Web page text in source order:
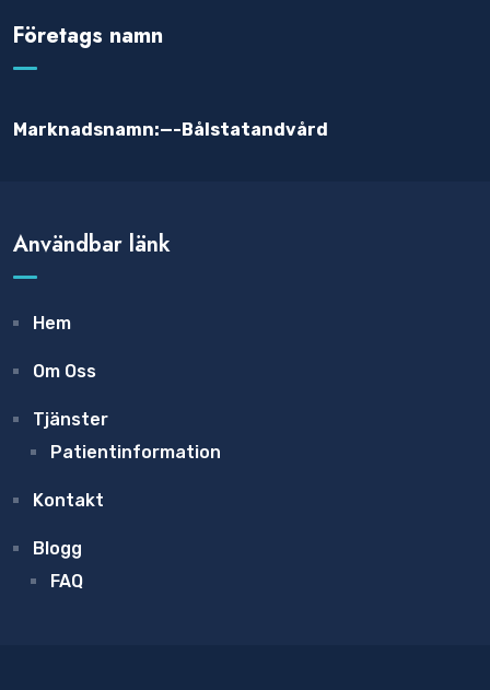
Företags namn
Marknadsnamn:—-Bålstatandvård
Användbar länk
Hem
Om Oss
Tjänster
Patientinformation
Kontakt
Blogg
FAQ